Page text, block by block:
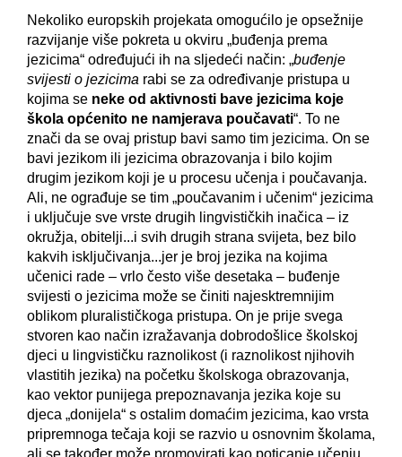
Nekoliko europskih projekata omogućilo je opsežnije
razvijanje više pokreta u okviru „buđenja prema
jezicima“ određujući ih na sljedeći način: „buđenje
svijesti o jezicima rabi se za određivanje pristupa u
kojima se neke od aktivnosti bave jezicima koje
škola općenito ne namjerava poučavati“. To ne
znači da se ovaj pristup bavi samo tim jezicima. On se
bavi jezikom ili jezicima obrazovanja i bilo kojim
drugim jezikom koji je u procesu učenja i poučavanja.
Ali, ne ograđuje se tim „poučavanim i učenim“ jezicima
i uključuje sve vrste drugih lingvističkih inačica – iz
okružja, obitelji...i svih drugih strana svijeta, bez bilo
kakvih isključivanja...jer je broj jezika na kojima
učenici rade – vrlo često više desetaka – buđenje
svijesti o jezicima može se činiti najesktremnijim
oblikom pluralističkoga pristupa. On je prije svega
stvoren kao način izražavanja dobrodošlice školskoj
djeci u lingvističku raznolikost (i raznolikost njihovih
vlastitih jezika) na početku školskoga obrazovanja,
kao vektor punijega prepoznavanja jezika koje su
djeca „donijela“ s ostalim domaćim jezicima, kao vrsta
pripremnoga tečaja koji se razvio u osnovnim školama,
ali se također može promovirati kao poticanje učenju